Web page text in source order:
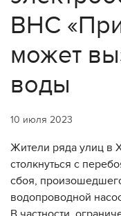
ВНС
может
воды
10 июля 2023
Жители ряда улиц в
столкнуться с
сбоя,
водопроводной